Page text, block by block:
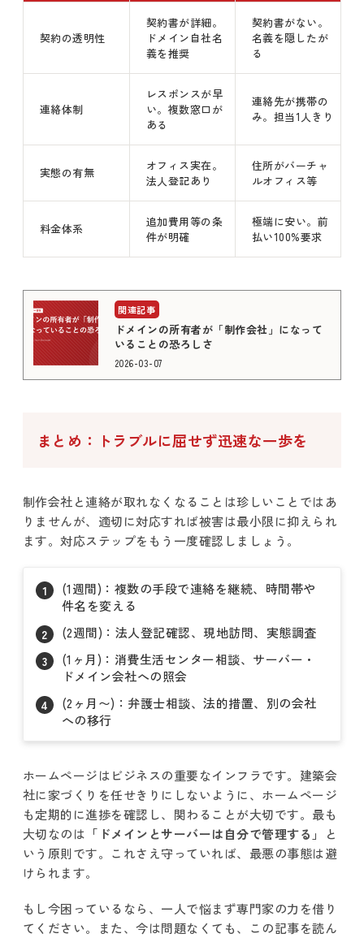
契約の透明性
契約書が詳細。
ドメイン自社名
義を推奨
契約書がない。
名義を隠したが
る
連絡体制
レスポンスが早
い。複数窓口が
ある
連絡先が携帯の
み。担当1人きり
実態の有無
オフィス実在。
法人登記あり
住所がバーチャ
ルオフィス等
料金体系
追加費用等の条
件が明確
極端に安い。前
払い100%要求
ドメインの所有者が「制作会社」になって
いることの恐ろしさ
2026-03-07
まとめ：トラブルに屈せず迅速な一歩を
制作会社と連絡が取れなくなることは珍しいことではあ
りませんが、適切に対応すれば被害は最小限に抑えられ
ます。対応ステップをもう一度確認しましょう。
(1週間)：複数の手段で連絡を継続、時間帯や
件名を変える
(2週間)：法人登記確認、現地訪問、実態調査
(1ヶ月)：消費生活センター相談、サーバー・
ドメイン会社への照会
(2ヶ月〜)：弁護士相談、法的措置、別の会社
への移行
ホームページはビジネスの重要なインフラです。建築会
社に家づくりを任せきりにしないように、ホームページ
も定期的に進捗を確認し、関わることが大切です。最も
大切なのは 「ドメインとサーバーは自分で管理する」
と
いう原則です。これさえ守っていれば、最悪の事態は避
けられます。
もし今困っているなら、一人で悩まず専門家の力を借り
てください。また、今は問題なくても、この記事を読ん